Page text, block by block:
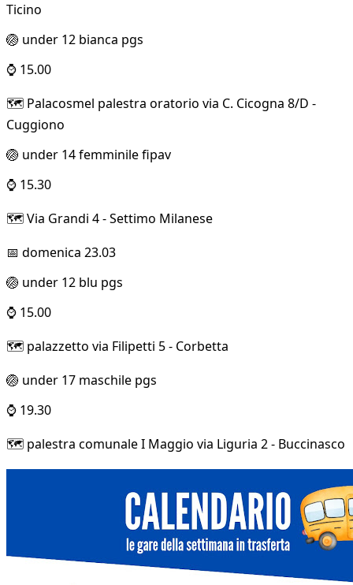
Ticino
🏐 under 12 bianca pgs
⌚ 15.00
🗺️ Palacosmel palestra oratorio via C. Cicogna 8/D -
Cuggiono
🏐 under 14 femminile fipav
⌚ 15.30
🗺️ Via Grandi 4 - Settimo Milanese
📅 domenica 23.03
🏐 under 12 blu pgs
⌚ 15.00
🗺️ palazzetto via Filipetti 5 - Corbetta
🏐 under 17 maschile pgs
⌚ 19.30
🗺️ palestra comunale I Maggio via Liguria 2 - Buccinasco